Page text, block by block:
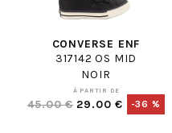
CONVERSE ENF
317142 OS MID
NOIR
À PARTIR DE
45.00 € 29.00 € -36 %